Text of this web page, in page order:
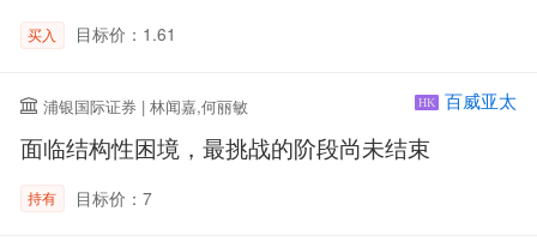
买入 目标价：1.61
浦银国际证券 | 林闻嘉,何丽敏 HK 百威亚太
面临结构性困境，最挑战的阶段尚未结束
持有 目标价：7